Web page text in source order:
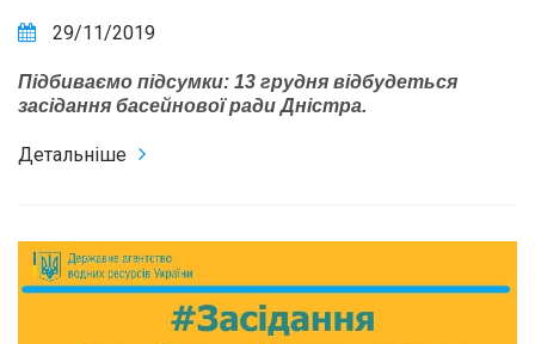
29/11/2019
Підбиваємо підсумки: 13 грудня відбудеться
засідання басейнової ради Дністра.
Детальніше